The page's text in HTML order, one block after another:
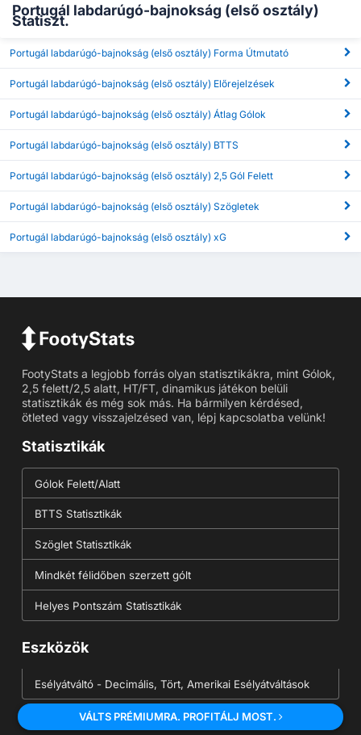
Portugál labdarúgó-bajnokság (első osztály)
Statiszt.
Portugál labdarúgó-bajnokság (első osztály) Forma Útmutató
Portugál labdarúgó-bajnokság (első osztály) Előrejelzések
Portugál labdarúgó-bajnokság (első osztály) Átlag Gólok
Portugál labdarúgó-bajnokság (első osztály) BTTS
Portugál labdarúgó-bajnokság (első osztály) 2,5 Gól Felett
Portugál labdarúgó-bajnokság (első osztály) Szögletek
Portugál labdarúgó-bajnokság (első osztály) xG
FootyStats a legjobb forrás olyan statisztikákra, mint Gólok,
2,5 felett/2,5 alatt, HT/FT, dinamikus játékon belüli
statisztikák és még sok más. Ha bármilyen kérdésed,
ötleted vagy visszajelzésed van, lépj kapcsolatba velünk!
Statisztikák
Gólok Felett/Alatt
BTTS Statisztikák
Szöglet Statisztikák
Mindkét félidőben szerzett gólt
Helyes Pontszám Statisztikák
Eszközök
Esélyátváltó - Decimális, Tört, Amerikai Esélyátváltások
VÁLTS PRÉMIUMRA. PROFITÁLJ MOST.